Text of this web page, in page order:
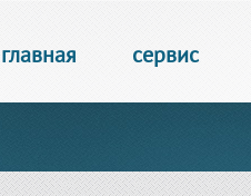
главная сервис